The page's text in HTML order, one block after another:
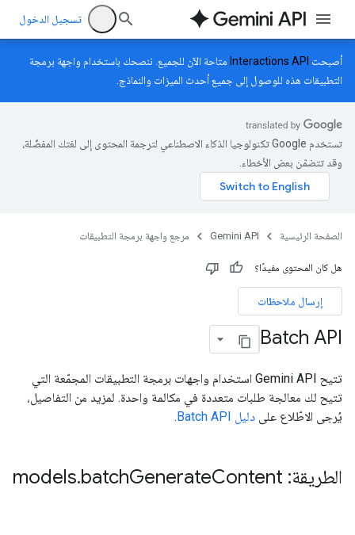
تسجيل الدخول
أصبحت Interactions API متاحة الآن للجميع. ننصحك باستخدام واجهة برمجة
التطبيقات هذه للوصول إلى جميع أحدث الميزات والنماذج.
تستخدم Google تكنولوجيا الذكاء الاصطناعي لترجمة المحتوى إلى لغتك المفضّلة،
وقد تتضمّن بعض الأخطاء.
الصفحة الرئيسية Gemini API مرجع واجهة برمجة التطبيقات
هل كان المحتوى مفيدًا؟
إرسال ملاحظات
Batch API
تتيح Gemini API استخدام واجهات برمجة التطبيقات المجمّعة التي
تتيح لك معالجة طلبات متعددة في مكالمة واحدة. لمزيد من التفاصيل،
يُرجى الاطّلاع على دليل Batch API .
الطريقة: models .batchGenerateContent